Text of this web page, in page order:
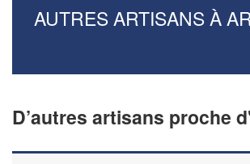
AUTRES ARTISANS À
D’autres artisans proche